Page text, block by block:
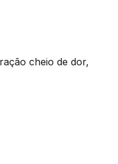
cheio de dor,